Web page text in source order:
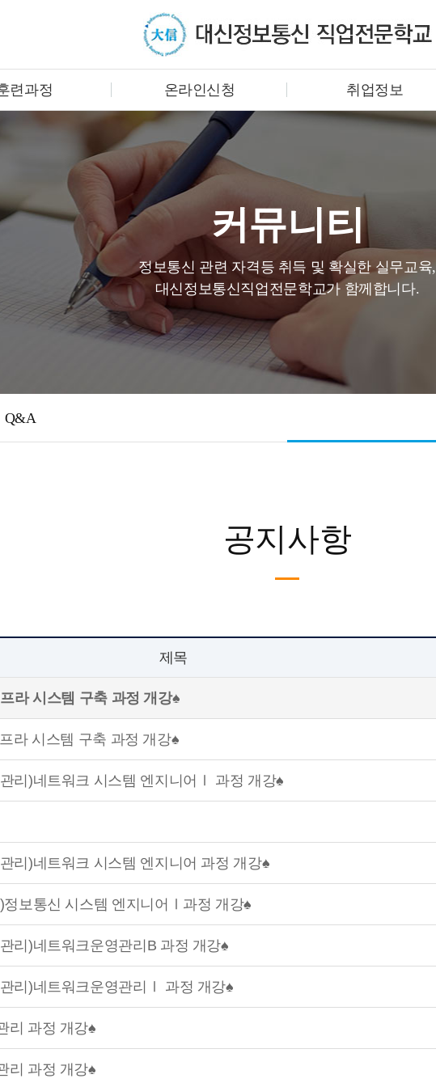
련과정 온라인신청 취업정보
커뮤니티
정보통신 관련 자격등 취득 및 확실한 실무교육,
대신정보통신직업전문학교가 함께합니다.
Q&A
공지사항
제목
라 시스템 구축 과정 개강♠
라 시스템 구축 과정 개강♠
리)네트워크 시스템 엔지니어Ⅰ 과정 개강♠
리)네트워크 시스템 엔지니어 과정 개강♠
정보통신 시스템 엔지니어Ⅰ과정 개강♠
리)네트워크운영관리B 과정 개강♠
리)네트워크운영관리Ⅰ 과정 개강♠
리 과정 개강♠
리 과정 개강♠